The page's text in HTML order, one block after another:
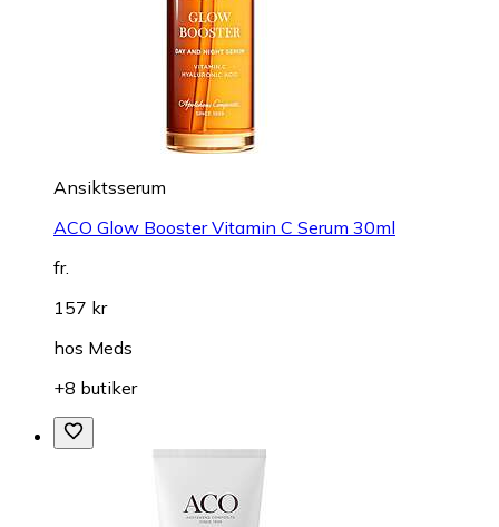
Ansiktsserum
ACO Glow Booster Vitamin C Serum 30ml
fr.
157 kr
hos Meds
+8 butiker